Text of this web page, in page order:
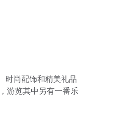
时尚配饰和精美礼品
游览其中另有一番乐